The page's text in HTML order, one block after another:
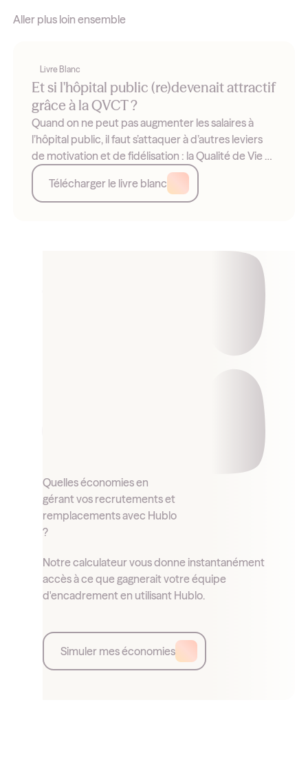
Aller plus loin ensemble
Livre Blanc
Et si l'hôpital public (re)devenait attractif
grâce à la QVCT ?
Quand on ne peut pas augmenter les salaires à
l’hôpital public, il faut s’attaquer à d’autres leviers
de motivation et de fidélisation : la Qualité de Vie et
les Conditions de Travail (QVCT). Exemples et
leviers.
Télécharger le livre blanc
Quelles économies en
gérant vos recrutements et
remplacements avec Hublo
?
Notre calculateur vous donne instantanément
accès à ce que gagnerait votre équipe
d'encadrement en utilisant Hublo.
Simuler mes économies